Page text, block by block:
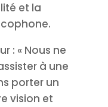
et la
: « Nous ne
à une
porter un
vision et